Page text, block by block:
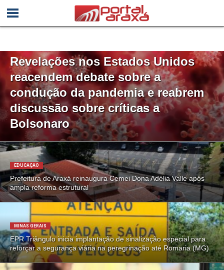
Revelações nos Estados Unidos
reacendem debate sobre a
condução da pandemia e reabrem
discussão sobre críticas a
Bolsonaro
EDUCAÇÃO
Prefeitura de Araxá reinaugura Cemei Dona Adélia Valle após
ampla reforma estrutural
MINAS GERAIS
EPR Triângulo inicia implantação de sinalização especial para
reforçar a segurança viária na peregrinação até Romaria (MG)